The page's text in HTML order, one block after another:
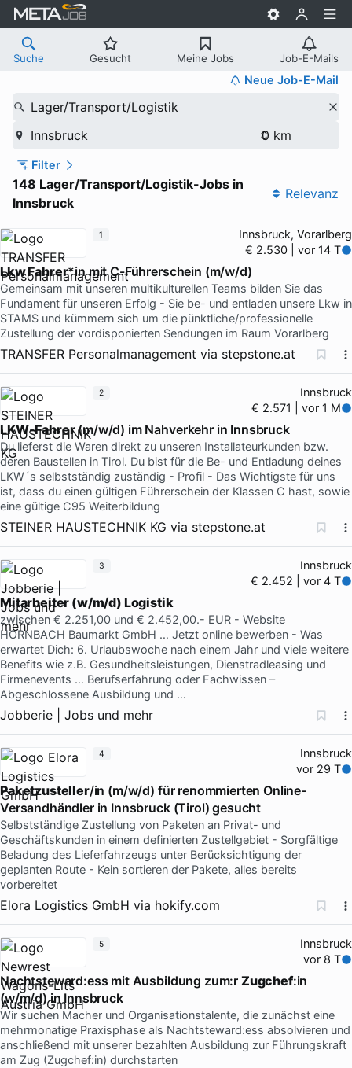
Suche Gesucht Meine Jobs Job-E-Mails
Neue Job-E-Mail
Lager/Transport/Logistik
Innsbruck
Filter
148 Lager/Transport/Logistik-Jobs in
Innsbruck
Relevanz
Innsbruck, Vorarlberg
€ 2.530 | vor 14 T
Lkw Fahrer*in mit C-Führerschein (m/w/d)
Gemeinsam mit unseren multikulturellen Teams bilden Sie das
Fundament für unseren Erfolg - Sie be- und entladen unsere Lkw in
STAMS und kümmern sich um die pünktliche/professionelle
Zustellung der vordisponierten Sendungen im Raum Vorarlberg
TRANSFER Personalmanagement via stepstone.at
1
Innsbruck
€ 2.571 | vor 1 M
LKW-Fahrer(m/w/d) im Nahverkehr in Innsbruck
Du lieferst die Waren direkt zu unseren Installateurkunden bzw.
deren Baustellen in Tirol. Du bist für die Be- und Entladung deines
LKW´s selbstständig zuständig - Profil - Das Wichtigste für uns
ist, dass du einen gültigen Führerschein der Klassen C hast, sowie
eine gültige C95 Weiterbildung
STEINER HAUSTECHNIK KG via stepstone.at
2
Innsbruck
€ 2.452 | vor 4 T
Mitarbeiter (w/m/d) Logistik
zwischen € 2.251,00 und € 2.452,00.- EUR - Website
HORNBACH Baumarkt GmbH … Jetzt online bewerben - Was
erwartet Dich: 6. Urlaubswoche nach einem Jahr und viele weitere
Benefits wie z.B. Gesundheitsleistungen, Dienstradleasing und
Firmenevents … Berufserfahrung oder Fachwissen –
Abgeschlossene Ausbildung und …
Jobberie | Jobs und mehr
3
Innsbruck
vor 29 T
Paketzusteller/in (m/w/d) für renommierten Online-
Versandhändler in Innsbruck (Tirol) gesucht
Selbstständige Zustellung von Paketen an Privat- und
Geschäftskunden in einem definierten Zustellgebiet - Sorgfältige
Beladung des Lieferfahrzeugs unter Berücksichtigung der
geplanten Route - Kein sortieren der Pakete, alles bereits
vorbereitet
Elora Logistics GmbH via hokify.com
4
Innsbruck
vor 8 T
Nachtsteward:ess mit Ausbildung zum:r Zugchef:in
(w/m/d) in Innsbruck
Wir suchen Macher und Organisationstalente, die zunächst eine
mehrmonatige Praxisphase als Nachtsteward:ess absolvieren und
anschließend mit unserer bezahlten Ausbildung zur Führungskraft
am Zug (Zugchef:in) durchstarten
5